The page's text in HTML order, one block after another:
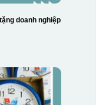
doanh nghiệp